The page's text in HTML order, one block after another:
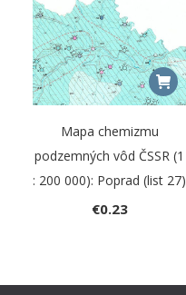
Mapa chemizmu
podzemných vôd ČSSR (1
: 200 000): Poprad (list 27)
€0.23